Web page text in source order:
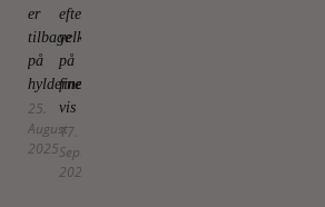
er
tilbage
på
hylderne
25.
August
2025
efteråret
velkommen
på
fineste
vis
17.
September
2025